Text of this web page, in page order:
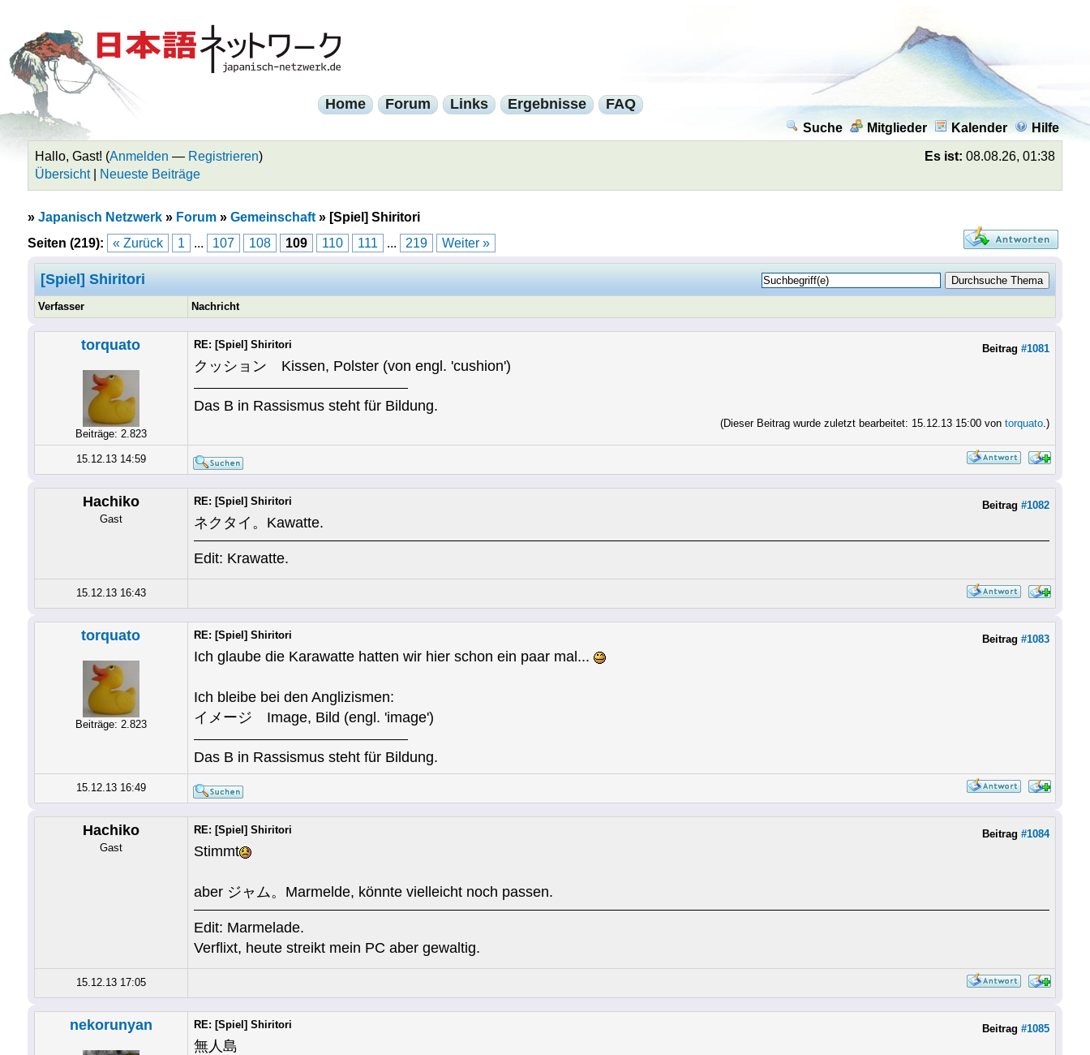
Home Forum Links Ergebnisse FAQ
Suche Mitglieder Kalender Hilfe
Es ist: 08.08.26, 01:38
Hallo, Gast! (Anmelden — Registrieren)
Übersicht| Neueste Beiträge
» Japanisch Netzwerk» Forum» Gemeinschaft» [Spiel] Shiritori
Seiten (219):
« Zurück 1 ... 107 108 109 110 111 ... 219 Weiter »
[Spiel] Shiritori
Verfasser Nachricht
torquato
Beiträge: 2.823
Beitrag #1081
RE: [Spiel] Shiritori
クッション Kissen, Polster (von engl. 'cushion')
Das B in Rassismus steht für Bildung.
(Dieser Beitrag wurde zuletzt bearbeitet: 15.12.13 15:00 von torquato.)
15.12.13 14:59
Hachiko
Gast
Beitrag #1082
RE: [Spiel] Shiritori
ネクタイ。Kawatte.
Edit: Krawatte.
15.12.13 16:43
torquato
Beiträge: 2.823
Beitrag #1083
RE: [Spiel] Shiritori
Ich glaube die Karawatte hatten wir hier schon ein paar mal...
Ich bleibe bei den Anglizismen:
イメージ Image, Bild (engl. 'image')
Das B in Rassismus steht für Bildung.
15.12.13 16:49
Hachiko
Gast
Beitrag #1084
RE: [Spiel] Shiritori
Stimmt
aber ジャム。Marmelde, könnte vielleicht noch passen.
Edit: Marmelade.
Verflixt, heute streikt mein PC aber gewaltig.
15.12.13 17:05
nekorunyan Beitrag #1085
RE: [Spiel] Shiritori
無人島